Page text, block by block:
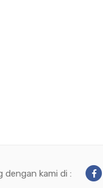
dengan kami di :